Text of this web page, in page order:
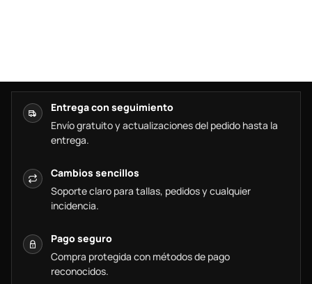
Entrega con seguimiento
Envío gratuito y actualizaciones del pedido hasta la
entrega.
Cambios sencillos
Soporte claro para tallas, pedidos y cualquier
incidencia.
Pago seguro
Compra protegida con métodos de pago
reconocidos.